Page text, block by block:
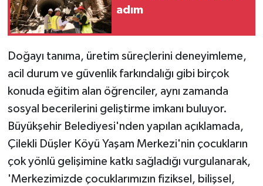
adım
Doğayı tanıma, üretim süreçlerini deneyimleme,
acil durum ve güvenlik farkındalığı gibi birçok
konuda eğitim alan öğrenciler, aynı zamanda
sosyal becerilerini geliştirme imkanı buluyor.
Büyükşehir Belediyesi'nden yapılan açıklamada,
Çilekli Düşler Köyü Yaşam Merkezi'nin çocukların
çok yönlü gelişimine katkı sağladığı vurgulanarak,
'Merkezimizde çocuklarımızın fiziksel, bilişsel,